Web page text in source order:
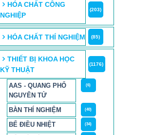
HÓA CHẤT CÔNG
NGHIỆP
(203)
HÓA CHẤT THÍ NGHIỆM (85)
THIẾT BỊ KHOA HỌC
KỸ THUẬT
(1176)
AAS - QUANG PHỔ
NGUYÊN TỬ
(6)
BÀN THÍ NGHIỆM (40)
BỂ ĐIỀU NHIỆT (34)